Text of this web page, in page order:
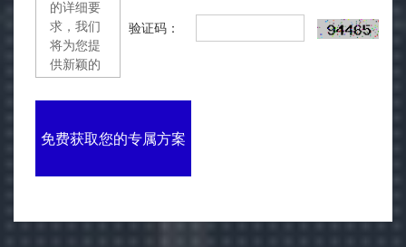
验证码：
免费获取您的专属方案